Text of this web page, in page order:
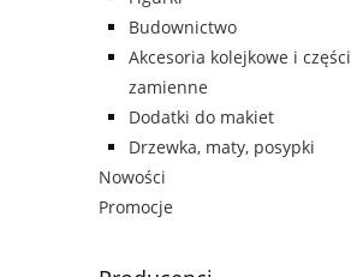
Budownictwo
Akcesoria kolejkowe i części
zamienne
Dodatki do makiet
Drzewka, maty, posypki
Nowości
Promocje